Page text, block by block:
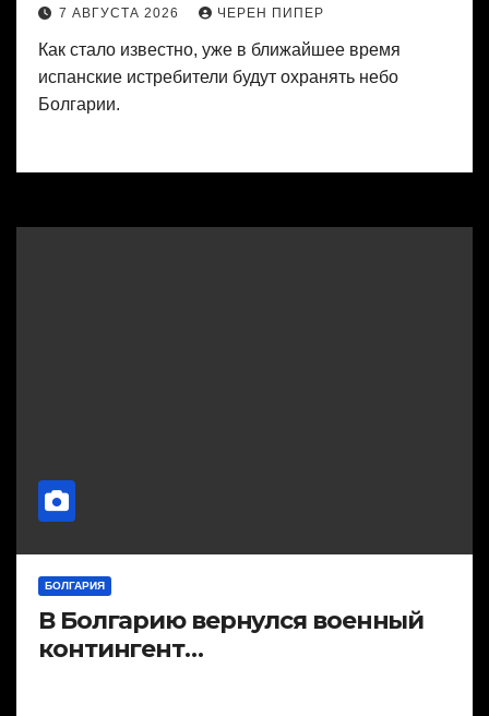
7 АВГУСТА 2026 ЧЕРЕН ПИПЕР
Как стало известно, уже в ближайшее время
испанские истребители будут охранять небо
Болгарии.
БОЛГАРИЯ
В Болгарию вернулся военный
контингент…